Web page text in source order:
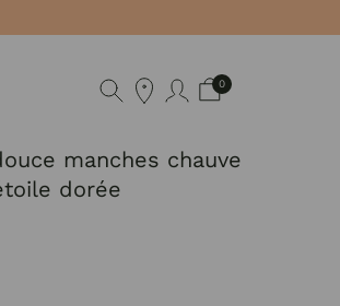
0
manches chauve
dorée